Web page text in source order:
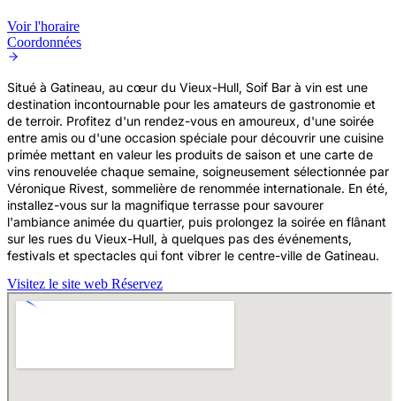
Voir l'horaire
Coordonnées
Situé à Gatineau, au cœur du Vieux-Hull, Soif Bar à vin est une
destination incontournable pour les amateurs de gastronomie et
de terroir. Profitez d'un rendez-vous en amoureux, d'une soirée
entre amis ou d'une occasion spéciale pour découvrir une cuisine
primée mettant en valeur les produits de saison et une carte de
vins renouvelée chaque semaine, soigneusement sélectionnée par
Véronique Rivest, sommelière de renommée internationale. En été,
installez-vous sur la magnifique terrasse pour savourer
l'ambiance animée du quartier, puis prolongez la soirée en flânant
sur les rues du Vieux-Hull, à quelques pas des événements,
festivals et spectacles qui font vibrer le centre-ville de Gatineau.
Visitez le site web Réservez